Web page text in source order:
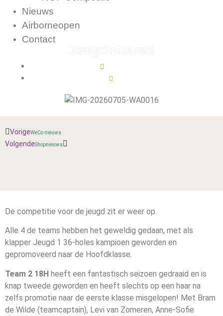
Nieuws
Airborneopen
Contact
VorigeWeCo nieuws
VolgendeShopnieuws
De competitie voor de jeugd zit er weer op.
Alle 4 de teams hebben het geweldig gedaan, met als
klapper Jeugd 1 36-holes kampioen geworden en
gepromoveerd naar de Hoofdklasse.
Team 2 18H heeft een fantastisch seizoen gedraaid en is
knap tweede geworden en heeft slechts op een haar na
zelfs promotie naar de eerste klasse misgelopen! Met Bram
de Wilde (teamcaptain), Levi van Zomeren, Anne-Sofie